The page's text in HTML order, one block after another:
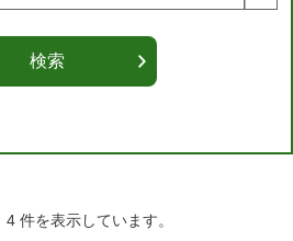
4 件を表示しています。